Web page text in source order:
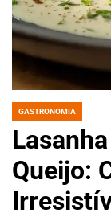
POSTED
GASTRONOMIA
Queijo: